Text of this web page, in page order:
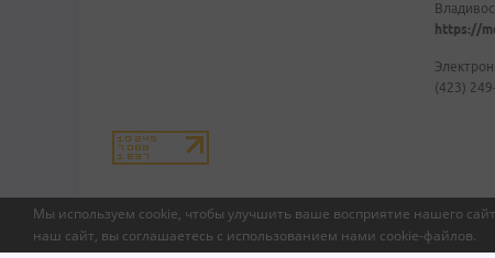
Мы используем cookie, чтобы улучшить ваше восприятие нашего
наш сайт, вы соглашаетесь с использованием нами cookie-файлов.
https://
(423)